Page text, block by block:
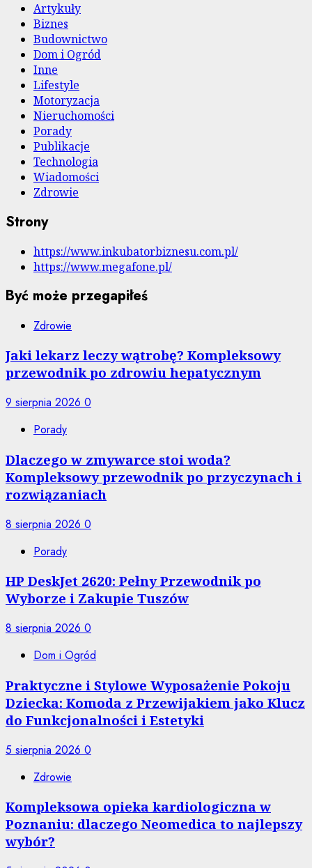
Artykuły
Biznes
Budownictwo
Dom i Ogród
Inne
Lifestyle
Motoryzacja
Nieruchomości
Porady
Publikacje
Technologia
Wiadomości
Zdrowie
Strony
https://www.inkubatorbiznesu.com.pl/
https://www.megafone.pl/
Być może przegapiłeś
Zdrowie
Jaki lekarz leczy wątrobę? Kompleksowy
przewodnik po zdrowiu hepatycznym
9 sierpnia 2026 0
Porady
Dlaczego w zmywarce stoi woda?
Kompleksowy przewodnik po przyczynach i
rozwiązaniach
8 sierpnia 2026 0
Porady
HP DeskJet 2620: Pełny Przewodnik po
Wyborze i Zakupie Tuszów
8 sierpnia 2026 0
Dom i Ogród
Praktyczne i Stylowe Wyposażenie Pokoju
Dziecka: Komoda z Przewijakiem jako Klucz
do Funkcjonalności i Estetyki
5 sierpnia 2026 0
Zdrowie
Kompleksowa opieka kardiologiczna w
Poznaniu: dlaczego Neomedica to najlepszy
wybór?